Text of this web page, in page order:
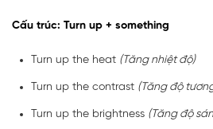
Cấu trúc: Turn up + something
Turn up the heat (Tăng nhiệt độ)
Turn up the contrast (Tăng độ
Turn up the brightness (Tăng độ